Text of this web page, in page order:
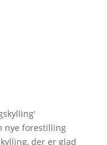
'
nye forestilling
der er glad